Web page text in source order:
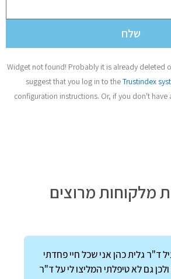
שלח
Widget not found! Probably it is already deleted
suggest that you log in to theTrustindex
configuration instructions. Or, if you don't have
מלקוחות מרוצים
שיניים משכמה ומעלה. מטפלת
ותמיד עם חיוך .אדיבות שרותיות